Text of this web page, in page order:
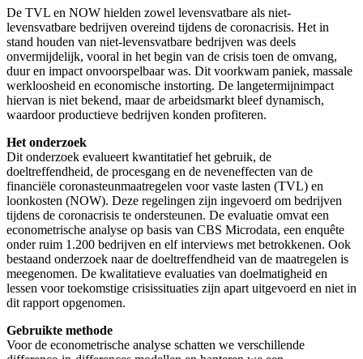
De TVL en NOW hielden zowel levensvatbare als niet-
levensvatbare bedrijven overeind tijdens de coronacrisis. Het in
stand houden van niet-levensvatbare bedrijven was deels
onvermijdelijk, vooral in het begin van de crisis toen de omvang,
duur en impact onvoorspelbaar was. Dit voorkwam paniek, massale
werkloosheid en economische instorting. De langetermijnimpact
hiervan is niet bekend, maar de arbeidsmarkt bleef dynamisch,
waardoor productieve bedrijven konden profiteren.
Het onderzoek
Dit onderzoek evalueert kwantitatief het gebruik, de
doeltreffendheid, de procesgang en de neveneffecten van de
financiële coronasteunmaatregelen voor vaste lasten (TVL) en
loonkosten (NOW). Deze regelingen zijn ingevoerd om bedrijven
tijdens de coronacrisis te ondersteunen. De evaluatie omvat een
econometrische analyse op basis van CBS Microdata, een enquête
onder ruim 1.200 bedrijven en elf interviews met betrokkenen. Ook
bestaand onderzoek naar de doeltreffendheid van de maatregelen is
meegenomen. De kwalitatieve evaluaties van doelmatigheid en
lessen voor toekomstige crisissituaties zijn apart uitgevoerd en niet in
dit rapport opgenomen.
Gebruikte methode
Voor de econometrische analyse schatten we verschillende